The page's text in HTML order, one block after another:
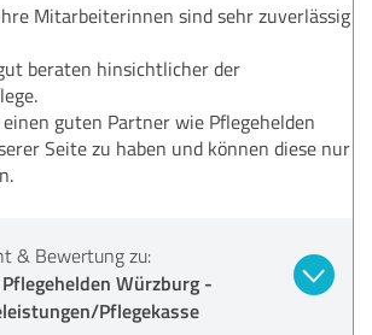
Mitarbeiterinnen sind sehr zuverlässig
beraten hinsichtlicher der
guten Partner wie Pflegehelden
Seite zu haben und können diese nur
& Bewertung zu:
Würzburg -
Pflegekasse